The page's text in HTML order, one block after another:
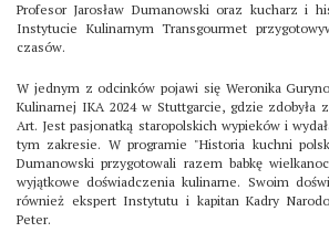
Profesor Jarosław Dumanowski oraz kucharz i
Instytucie Kulinarnym Transgourmet
czasów.
W jednym z odcinków pojawi się Weronika
Kulinarnej IKA 2024 w Stuttgarcie, gdzie zdobyła
Art. Jest pasjonatką staropolskich wypieków i
tym zakresie. W programie "Historia kuchni
Dumanowski przygotowali razem babkę
wyjątkowe doświadczenia kulinarne. Swoim
również ekspert Instytutu i kapitan Kadry
Peter.